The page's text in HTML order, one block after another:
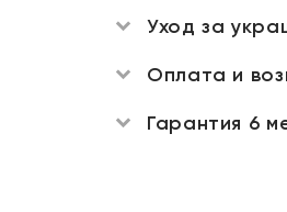
Уход за
Оплата и
Гарантия 6